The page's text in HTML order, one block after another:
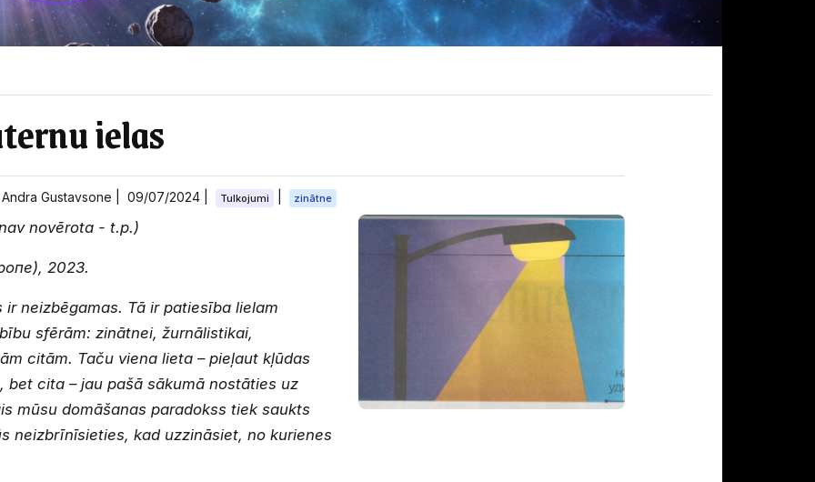
ielas
Gustavsone | 09/07/2024 Tulkojumi zinātne
novērota - t.p.)
2023.
neizbēgamas. Tā ir patiesība lielam
sfērām: zinātnei, žurnālistikai,
citām. Taču viena lieta – pieļaut kļūdas
cita – jau pašā sākumā nostāties uz
mūsu domāšanas paradokss tiek saukts
neizbrīnīsieties, kad uzzināsiet, no kurienes